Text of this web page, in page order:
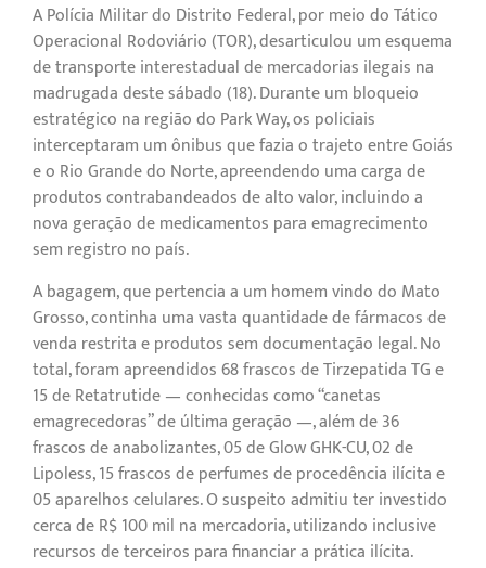
A Polícia Militar do Distrito Federal, por meio do Tático
Operacional Rodoviário (TOR), desarticulou um esquema
de transporte interestadual de mercadorias ilegais na
madrugada deste sábado (18). Durante um bloqueio
estratégico na região do Park Way, os policiais
interceptaram um ônibus que fazia o trajeto entre Goiás
e o Rio Grande do Norte, apreendendo uma carga de
produtos contrabandeados de alto valor, incluindo a
nova geração de medicamentos para emagrecimento
sem registro no país.
A bagagem, que pertencia a um homem vindo do Mato
Grosso, continha uma vasta quantidade de fármacos de
venda restrita e produtos sem documentação legal. No
total, foram apreendidos 68 frascos de Tirzepatida TG e
15 de Retatrutide — conhecidas como “canetas
emagrecedoras” de última geração —, além de 36
frascos de anabolizantes, 05 de Glow GHK-CU, 02 de
Lipoless, 15 frascos de perfumes de procedência ilícita e
05 aparelhos celulares. O suspeito admitiu ter investido
cerca de R$ 100 mil na mercadoria, utilizando inclusive
recursos de terceiros para financiar a prática ilícita.